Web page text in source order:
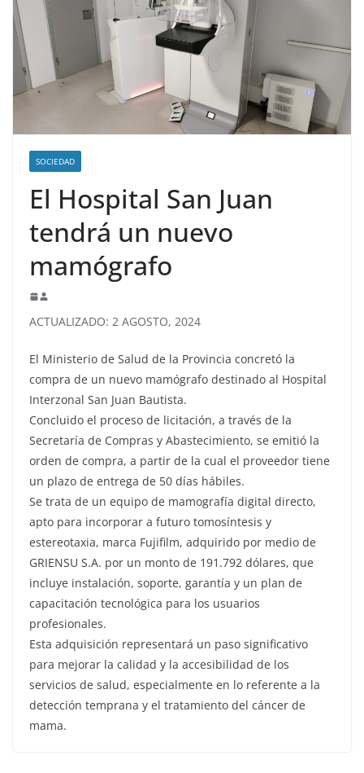
SOCIEDAD
El Hospital San Juan
tendrá un nuevo
mamógrafo
ACTUALIZADO: 2 AGOSTO, 2024
El Ministerio de Salud de la Provincia concretó la
compra de un nuevo mamógrafo destinado al Hospital
Interzonal San Juan Bautista.
Concluido el proceso de licitación, a través de la
Secretaría de Compras y Abastecimiento, se emitió la
orden de compra, a partir de la cual el proveedor tiene
un plazo de entrega de 50 días hábiles.
Se trata de un equipo de mamografía digital directo,
apto para incorporar a futuro tomosíntesis y
estereotaxia, marca Fujifilm, adquirido por medio de
GRIENSU S.A. por un monto de 191.792 dólares, que
incluye instalación, soporte, garantía y un plan de
capacitación tecnológica para los usuarios
profesionales.
Esta adquisición representará un paso significativo
para mejorar la calidad y la accesibilidad de los
servicios de salud, especialmente en lo referente a la
detección temprana y el tratamiento del cáncer de
mama.